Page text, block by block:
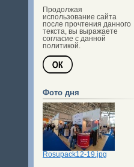
Продолжая
использование сайта
после прочтения данного
текста, вы выражаете
согласие с данной
политикой.
Фото дня
Rosupack12-19.jpg